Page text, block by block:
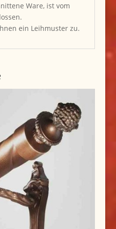
Ware, ist vom
ein Leihmuster zu.